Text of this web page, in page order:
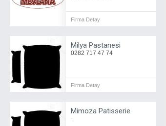
Firma Detay
Milya Pastanesi
0282 717 47 74
Firma Detay
Mimoza Patisserie
-